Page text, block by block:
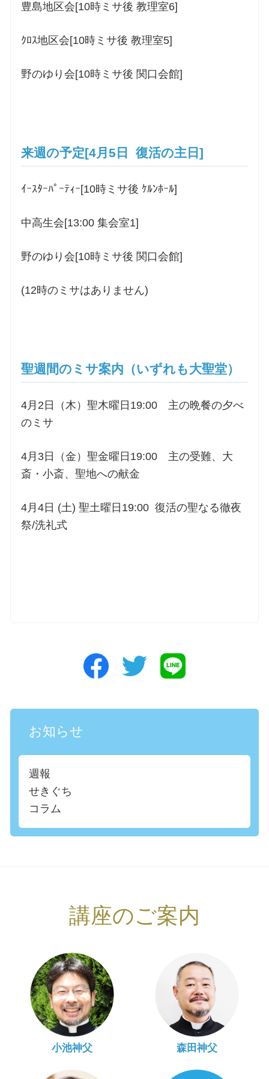
豊島地区会[10時ミサ後 教理室6]
ｸﾛｽ地区会[10時ミサ後 教理室5]
野のゆり会[10時ミサ後 関口会館]
来週の予定[4月5日 復活の主日]
ｲｰｽﾀｰﾊﾟｰﾃｨｰ[10時ミサ後 ｹﾙﾝﾎｰﾙ]
中高生会[13:00 集会室1]
野のゆり会[10時ミサ後 関口会館]
(12時のミサはありません)
聖週間のミサ案内（いずれも大聖堂）
4月2日（木）聖木曜日19:00 主の晩餐の夕べ
のミサ
4月3日（金）聖金曜日19:00 主の受難、大
斎・小斎、聖地への献金
4月4日 (土) 聖土曜日19:00 復活の聖なる徹夜
祭/洗礼式
お知らせ
週報
せきぐち
コラム
講座のご案内
小池神父 森田神父